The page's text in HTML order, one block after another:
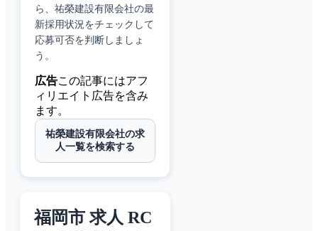
ら、 祐榮建設有限会社の最
新採用状況をチェックして
応募可否を判断しましょ
う。
広告この記事にはアフ
ィリエイト広告を含み
ます。
祐榮建設有限会社の求
人一覧を検索する
福岡市 求人 RC